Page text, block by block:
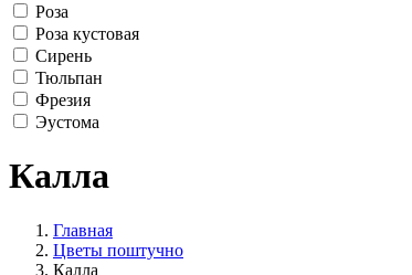
Роза
Роза кустовая
Сирень
Тюльпан
Фрезия
Эустома
Калла
Главная
Цветы поштучно
Калла